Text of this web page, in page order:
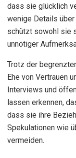
dass sie glücklich
wenige Details
schützt sowohl sie
unnötiger
Trotz der
Ehe von Vertrauen
Interviews und
lassen erkennen,
dass sie ihre
Spekulationen wie
vermeiden.